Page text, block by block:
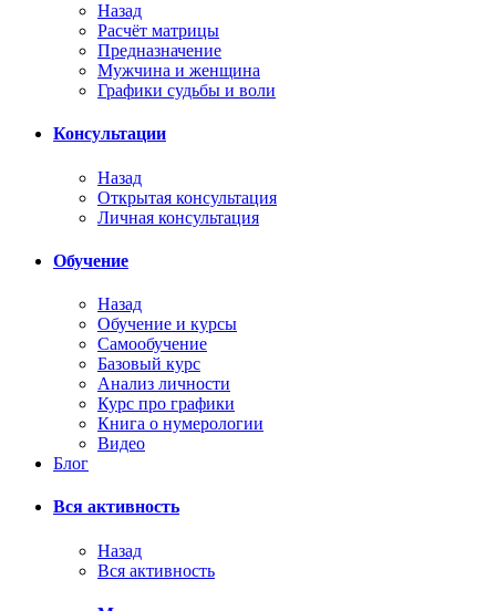
Назад
Расчёт матрицы
Предназначение
Мужчина и женщина
Графики судьбы и воли
Консультации
Назад
Открытая консультация
Личная консультация
Обучение
Назад
Обучение и курсы
Самообучение
Базовый курс
Анализ личности
Курс про графики
Книга о нумерологии
Видео
Блог
Вся активность
Назад
Вся активность